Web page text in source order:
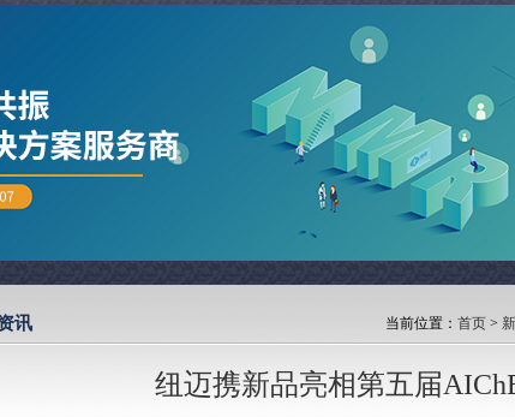
讯 当前位置： 首页 >
纽迈携新品亮相第五届